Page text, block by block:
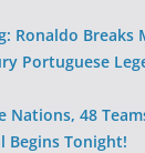
Ronaldo Breaks
Portuguese
Nations, 48
Begins Tonight!